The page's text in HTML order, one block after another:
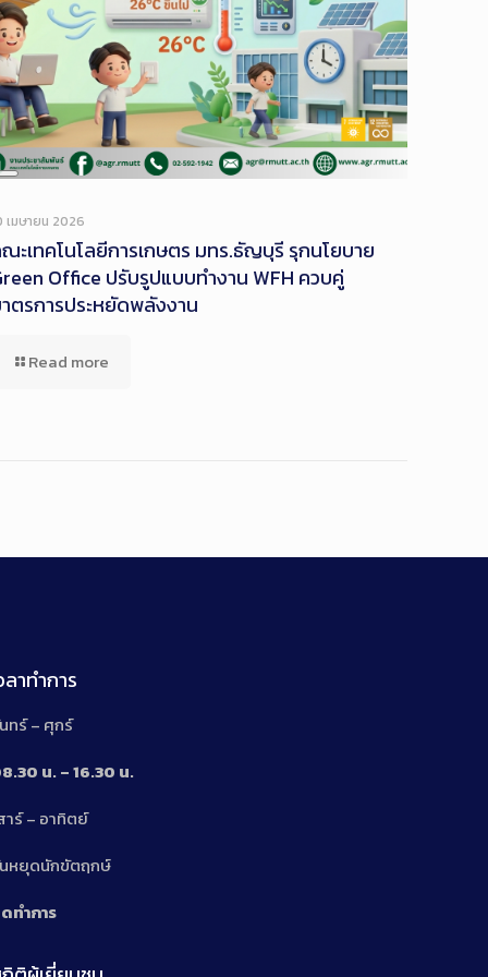
Long
เมษายน 2026
ะเทคโนโลยีการเกษตร มทร.ธัญบุรี รุกนโยบาย
Office ปรับรูปแบบทำงาน WFH ควบคู่
ตรการประหยัดพลังงาน
Read more
ลาทำการ
ทร์ – ศุกร์
น. – 16.30 น.
าร์ – อาทิตย์
หยุดนักขัตฤกษ์
ทำการ